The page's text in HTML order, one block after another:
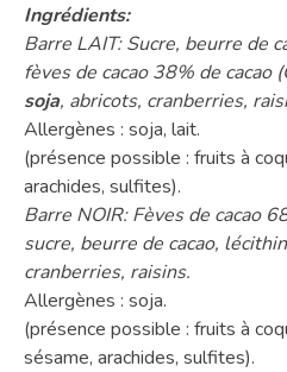
Ingrédients:
Barre LAIT:Sucre, beurre de
fèves de cacao 38% de cacao
soja, abricots, cranberries,
Allergènes : soja, lait.
(présence possible : fruits à
arachides, sulfites).
Barre NOIR: Fèves de cacao
sucre, beurre de cacao,
cranberries, raisins.
Allergènes : soja.
(présence possible : fruits à
sésame, arachides, sulfites).